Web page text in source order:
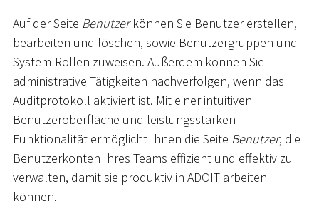
Auf der Seite Benutzerkönnen Sie Benutzer erstellen,
bearbeiten und löschen, sowie Benutzergruppen und
System-Rollen zuweisen. Außerdem können Sie
administrative Tätigkeiten nachverfolgen, wenn das
Auditprotokoll aktiviert ist. Mit einer intuitiven
Benutzeroberfläche und leistungsstarken
Funktionalität ermöglicht Ihnen die Seite Benutzer, die
Benutzerkonten Ihres Teams effizient und effektiv zu
verwalten, damit sie produktiv in ADOIT arbeiten
können.